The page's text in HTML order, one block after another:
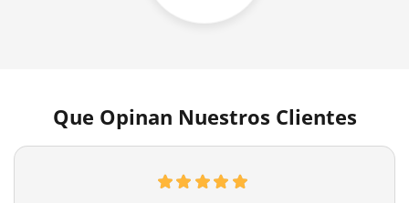
Que Opinan Nuestros Clientes